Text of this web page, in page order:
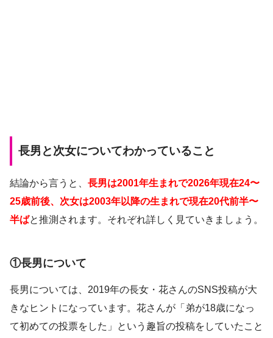
長男と次女についてわかっていること
結論から言うと、 長男は2001年生まれで2026年現在24〜
25歳前後、次女は2003年以降の生まれで現在20代前半〜
半ばと推測されます。それぞれ詳しく見ていきましょう。
①長男について
長男については、2019年の長女・花さんのSNS投稿が大
きなヒントになっています。花さんが「弟が18歳になっ
て初めての投票をした」という趣旨の投稿をしていたこと